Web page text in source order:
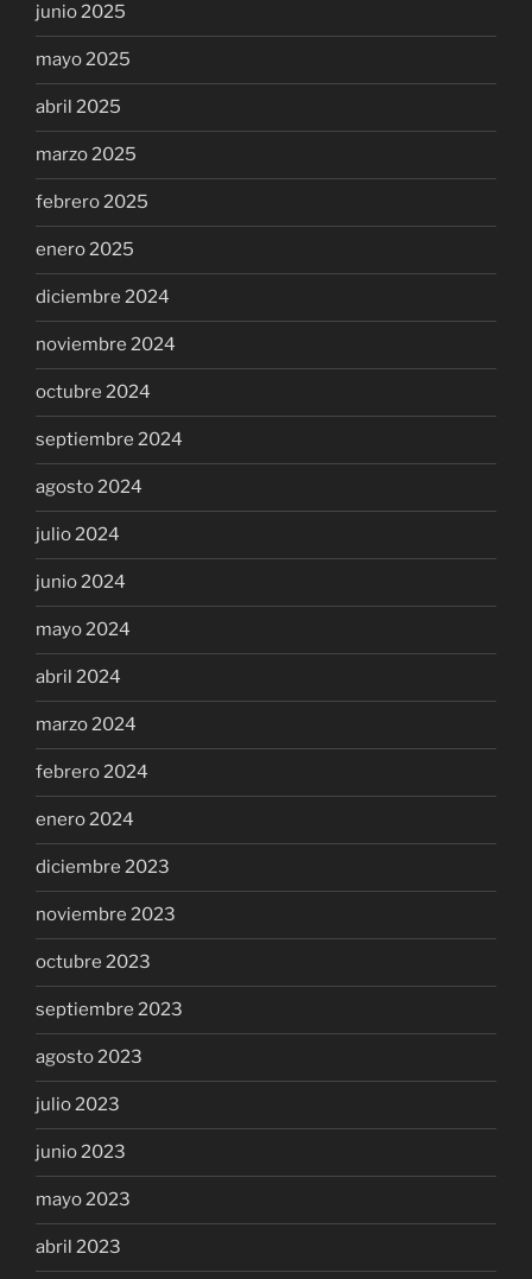
junio 2025
mayo 2025
abril 2025
marzo 2025
febrero 2025
enero 2025
diciembre 2024
noviembre 2024
octubre 2024
septiembre 2024
agosto 2024
julio 2024
junio 2024
mayo 2024
abril 2024
marzo 2024
febrero 2024
enero 2024
diciembre 2023
noviembre 2023
octubre 2023
septiembre 2023
agosto 2023
julio 2023
junio 2023
mayo 2023
abril 2023